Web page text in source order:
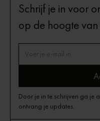
Schrijf je in voor
op de hoogte van
Door je in te schrijven ga je
ontvang je updates.